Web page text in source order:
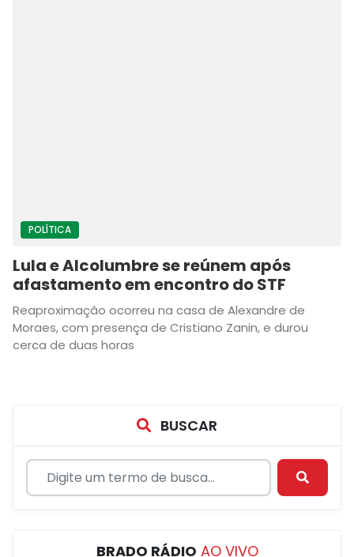
POLÍTICA
Lula e Alcolumbre se reúnem após
afastamento em encontro do STF
Reaproximação ocorreu na casa de Alexandre de
Moraes, com presença de Cristiano Zanin, e durou
cerca de duas horas
BUSCAR
BRADO RÁDIO AO VIVO